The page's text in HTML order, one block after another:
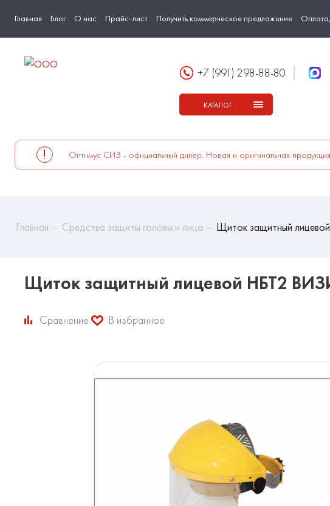
Главная Блог О нас Прайс-лист Получить коммерческое предложение
+7 (991) 298-88-80
КАТАЛОГ
Оптимус СИЗ - официальный дилер. Новая и оригинальная
Главная Средства защиты головы и лица Щиток защитный
Щиток защитный лицевой НБТ2
Сравнение В избранное